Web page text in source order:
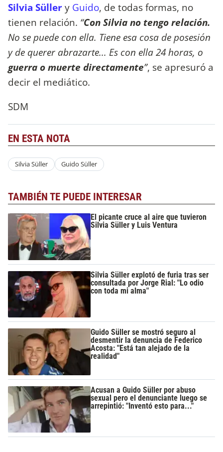
Silvia Süllery Guido, de todas formas, no
tienen relación. “Con Silvia no tengo relación.
No se puede con ella. Tiene esa cosa de posesión
y de querer abrazarte... Es con ella 24 horas, o
guerra o muerte directamente”, se apresuró a
decir el mediático.
SDM
EN ESTA NOTA
Silvia Süller Guido Süller
TAMBIÉN TE PUEDE INTERESAR
El picante cruce al aire que tuvieron
Silvia Süller y Luis Ventura
Silvia Süller explotó de furia tras ser
consultada por Jorge Rial: "Lo odio
con toda mi alma"
Guido Süller se mostró seguro al
desmentir la denuncia de Federico
Acosta: "Está tan alejado de la
realidad"
Acusan a Guido Süller por abuso
sexual pero el denunciante luego se
arrepintió: "Inventó esto para..."